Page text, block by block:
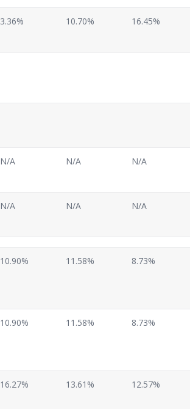
3.36% 10.70% 16.45%
N/A N/A N/A
N/A N/A N/A
10.90% 11.58% 8.73%
10.90% 11.58% 8.73%
16.27% 13.61% 12.57%